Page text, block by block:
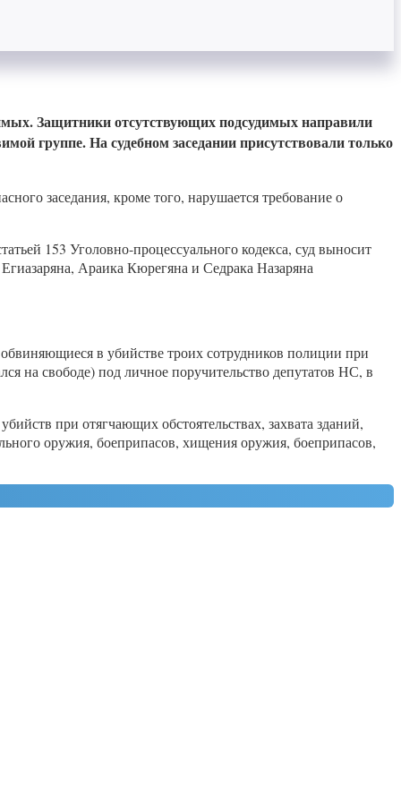
Защитники отсутствующих подсудимых направили
группе. На судебном заседании присутствовали только
заседания, кроме того, нарушается требование о
153 Уголовно-процессуального кодекса, суд выносит
Араика Кюрегяна и Седрака Назаряна
в убийстве троих сотрудников полиции при
на свободе) под личное поручительство депутатов НС, в
при отягчающих обстоятельствах, захвата зданий,
оружия, боеприпасов, хищения оружия, боеприпасов,